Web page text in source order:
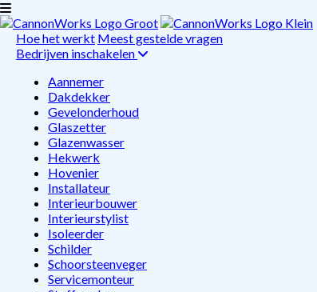
Hoe het werkt Meest gestelde vragen
Bedrijven inschakelen
Aannemer
Dakdekker
Gevelonderhoud
Glaszetter
Glazenwasser
Hekwerk
Hovenier
Installateur
Interieurbouwer
Interieurstylist
Isoleerder
Schilder
Schoorsteenveger
Servicemonteur